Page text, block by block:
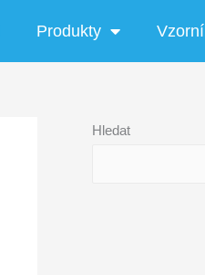
Produkty
Hledat